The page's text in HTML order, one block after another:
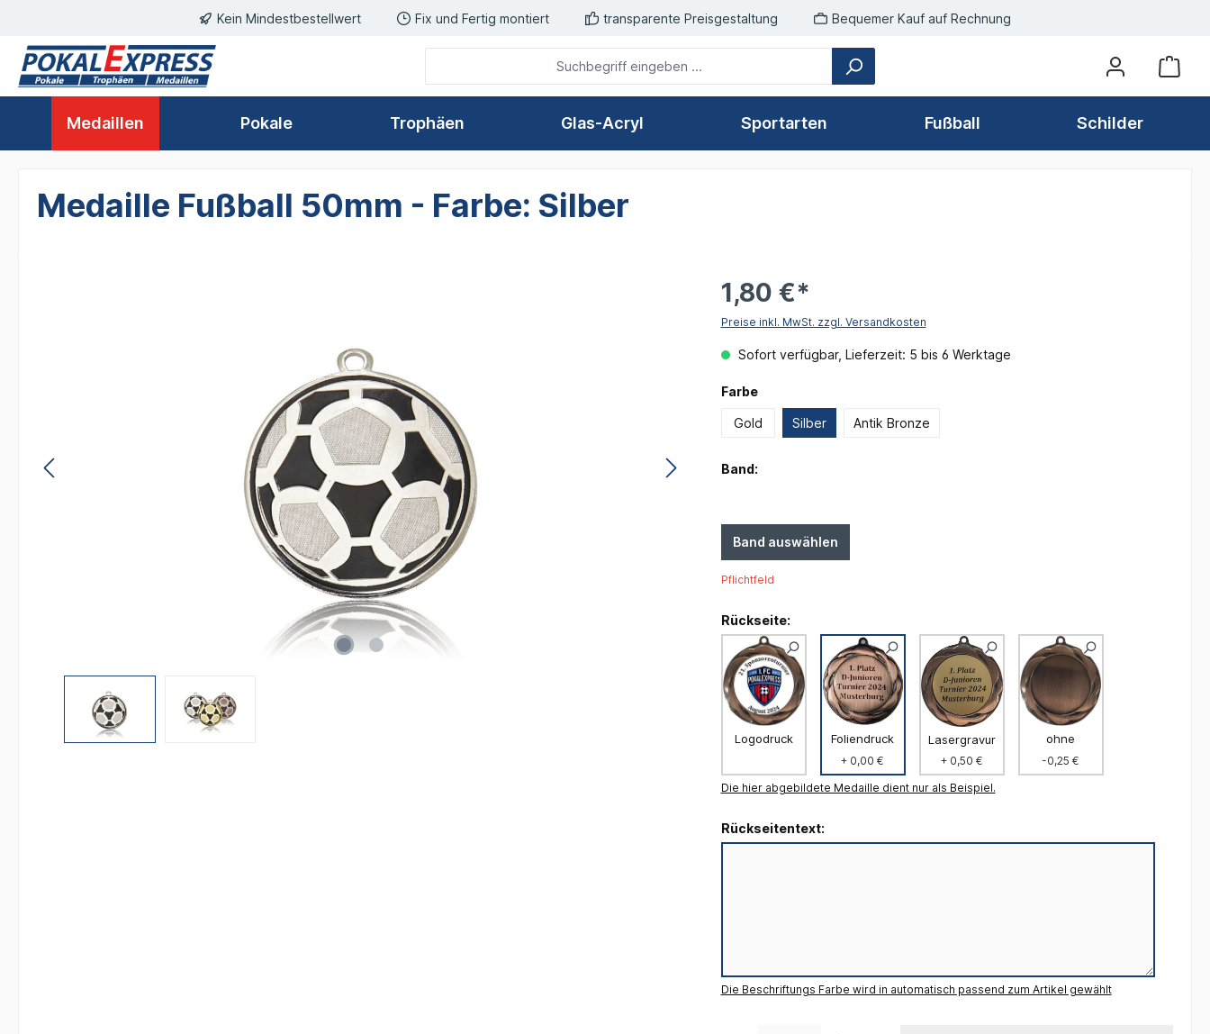
Zur Hauptnavigation springenKein Mindestbestellwert Fix und Fertig montiert transparente Preisgestaltung Bequemer Kauf auf Rechnung
Medaillen Pokale Trophäen Glas-Acryl Sportarten Fußball Schilder
Medaille Fußball 50mm - Farbe: Silber
1,80 €*
Preise inkl. MwSt. zzgl. Versandkosten
Sofort verfügbar, Lieferzeit: 5 bis 6 Werktage
Farbeauswählen
Gold Silber Antik Bronze
Band:
Band auswählen
Pflichtfeld
Rückseite:
Logodruck Foliendruck
+ 0,00 €
Lasergravur
+ 0,50 €
ohne
-0,25 €
Die hier abgebildete Medaille dient nur als Beispiel.
Rückseitentext:
Die Beschriftungs Farbe wird in automatisch passend zum Artikel gewählt